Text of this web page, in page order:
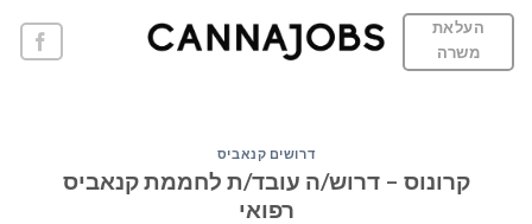
Skip
content
העלאת
משרה
דרושים קנאביס
קרונוס – דרוש/ה עובד/ת לחממת קנאביס
רפואי